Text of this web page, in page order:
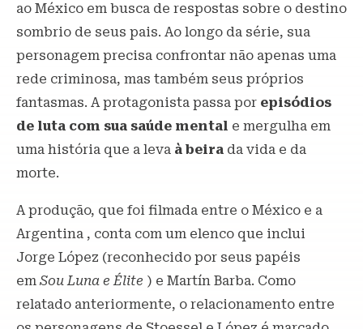
ao México em busca de respostas sobre o destino
sombrio de seus pais. Ao longo da série, sua
personagem precisa confrontar não apenas uma
rede criminosa, mas também seus próprios
fantasmas. A protagonista passa por episódios
de luta com sua saúde mental e mergulha em
uma história que a leva à beira da vida e da
morte.
A produção, que foi filmada entre o México e a
Argentina , conta com um elenco que inclui
Jorge López (reconhecido por seus papéis
em Sou Luna e Élite ) e Martín Barba. Como
relatado anteriormente, o relacionamento entre